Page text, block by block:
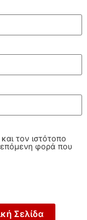
τον ιστότοπο
φορά που
Σελίδα